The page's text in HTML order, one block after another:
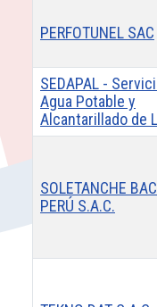
PERFOTUNEL SAC
SEDAPAL -
Agua Potable y
Alcantarillado de
SOLETANCHE
PERÚ S.A.C.